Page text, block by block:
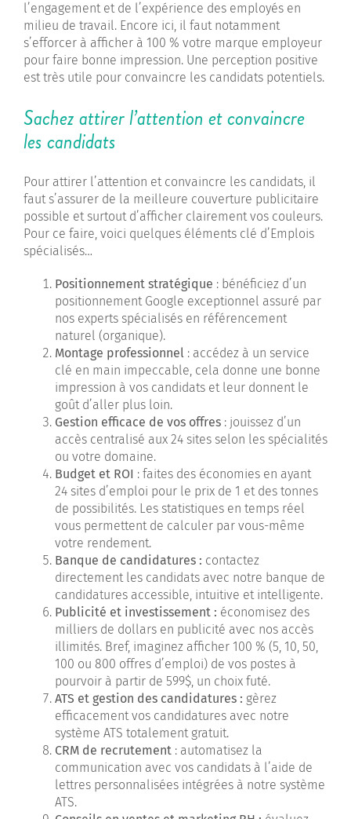
l’engagement et de l’expérience des employés en
milieu de travail. Encore ici, il faut notamment
s’efforcer à afficher à 100 % votre marque employeur
pour faire bonne impression. Une perception positive
est très utile pour convaincre les candidats potentiels.
Sachez attirer l’attention et convaincre
les candidats
Pour attirer l’attention et convaincre les candidats, il
faut s’assurer de la meilleure couverture publicitaire
possible et surtout d’afficher clairement vos couleurs.
Pour ce faire, voici quelques éléments clé d’Emplois
spécialisés…
Positionnement stratégique : bénéficiez d’un
positionnement Google exceptionnel assuré par
nos experts spécialisés en référencement
naturel (organique).
Montage professionnel : accédez à un service
clé en main impeccable, cela donne une bonne
impression à vos candidats et leur donnent le
goût d’aller plus loin.
Gestion efficace de vos offres : jouissez d’un
accès centralisé aux 24 sites selon les spécialités
ou votre domaine.
Budget et ROI : faites des économies en ayant
24 sites d’emploi pour le prix de 1 et des tonnes
de possibilités. Les statistiques en temps réel
vous permettent de calculer par vous-même
votre rendement.
Banque de candidatures : contactez
directement les candidats avec notre banque de
candidatures accessible, intuitive et intelligente.
Publicité et investissement : économisez des
milliers de dollars en publicité avec nos accès
illimités. Bref, imaginez afficher 100 % (5, 10, 50,
100 ou 800 offres d’emploi) de vos postes à
pourvoir à partir de 599$, un choix futé.
ATS et gestion des candidatures : gèrez
efficacement vos candidatures avec notre
système ATS totalement gratuit.
CRM de recrutement : automatisez la
communication avec vos candidats à l’aide de
lettres personnalisées intégrées à notre système
ATS.